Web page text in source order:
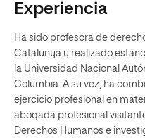
Experiencia
Ha sido profesora de
Catalunya y realizado
la Universidad Nacional
Columbia. A su vez, ha
ejercicio profesional en
abogada profesional
Derechos Humanos e